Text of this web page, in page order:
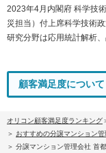
2023年4月内閣府 科学技
災担当）付上席科学技術
研究分野は応用統計解析
顧客満足度について
オリコン顧客満足度ランキング
おすすめの分譲マンション
分譲マンション管理会社 首